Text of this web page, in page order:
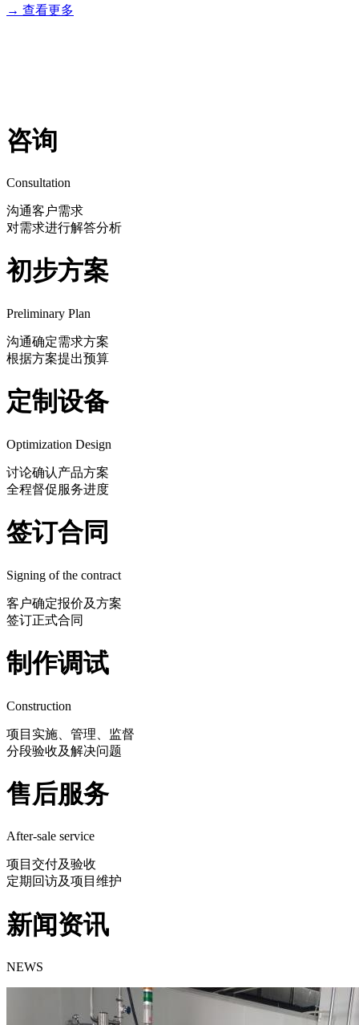
→ 查看更多
咨询
Consultation
沟通客户需求
对需求进行解答分析
初步方案
Preliminary Plan
沟通确定需求方案
根据方案提出预算
定制设备
Optimization Design
讨论确认产品方案
全程督促服务进度
签订合同
Signing of the contract
客户确定报价及方案
签订正式合同
制作调试
Construction
项目实施、管理、监督
分段验收及解决问题
售后服务
After-sale service
项目交付及验收
定期回访及项目维护
新闻资讯
NEWS